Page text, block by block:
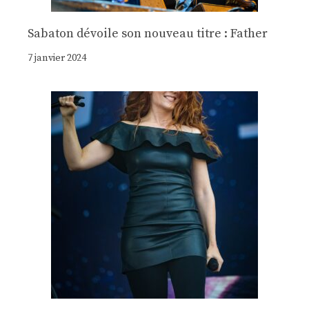
Sabaton dévoile son nouveau titre : Father
7 janvier 2024